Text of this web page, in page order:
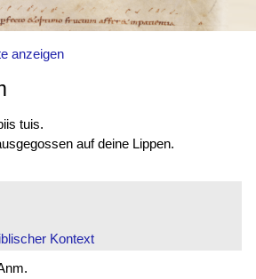
anzeigen
tuis.
auf deine Lippen.
Kontext